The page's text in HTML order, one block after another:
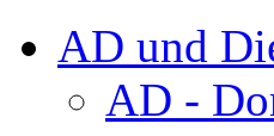
AD und
AD -